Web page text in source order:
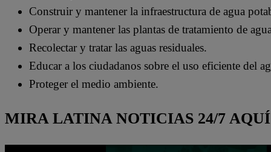
Construir y mantener la infraestructura de agua
Operar y mantener las plantas de tratamiento de
Recolectar y tratar las aguas residuales.
Educar a los ciudadanos sobre el uso eficiente del
Proteger el medio ambiente.
MIRA LATINA NOTICIAS 24/7 AQUÍ